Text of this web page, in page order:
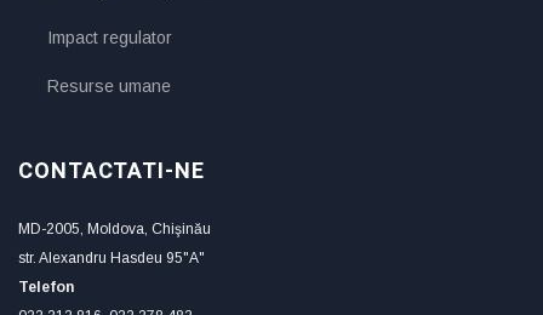
Impact regulator
Resurse umane
CONTACTATI-NE
MD-2005, Moldova, Chişinău
str. Alexandru Hasdeu 95"A"
Telefon